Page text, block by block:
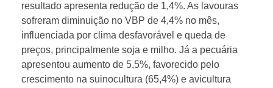
u
t
o
resultado apresenta redução de 1,4%. As lavouras
sofreram diminuição no VBP de 4,4% no mês,
influenciada por clima desfavorável e queda de
preços, principalmente soja e milho. Já a pecuária
apresentou aumento de 5,5%, favorecido pelo
crescimento na suinocultura (65,4%) e avicultura